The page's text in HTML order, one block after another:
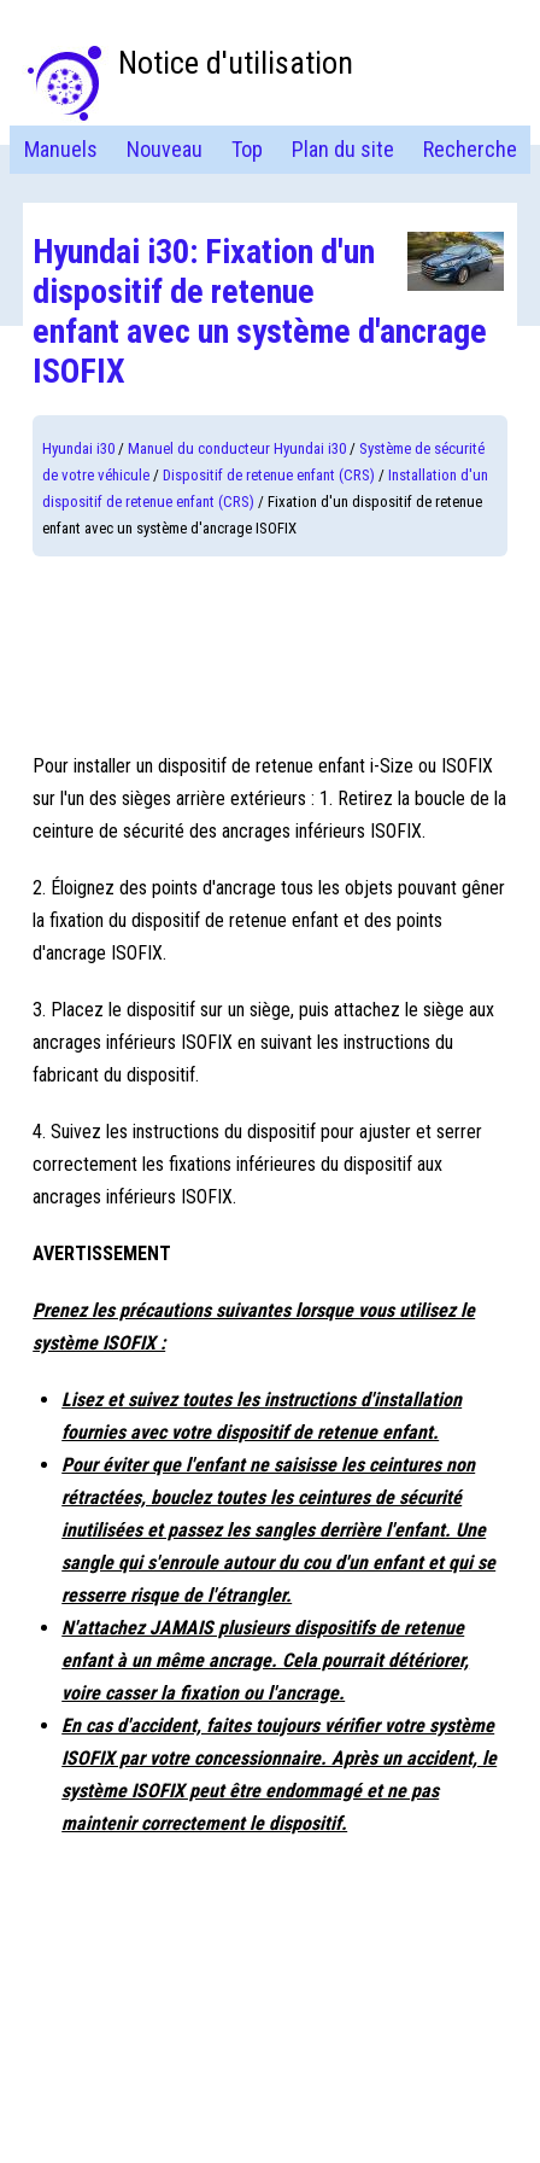
Notice d'utilisation
Manuels Nouveau Top Plan du site Recherche
Hyundai i30: Fixation d'un
dispositif de retenue
enfant avec un système d'ancrage
ISOFIX
Hyundai i30 /Manuel du conducteur Hyundai i30 / Système de sécurité
de votre véhicule /Dispositif de retenue enfant (CRS) /Installation d'un
dispositif de retenue enfant (CRS) / Fixation d'un dispositif de retenue
enfant avec un système d'ancrage ISOFIX
Pour installer un dispositif de retenue enfant i-Size ou ISOFIX
sur l'un des sièges arrière extérieurs : 1. Retirez la boucle de la
ceinture de sécurité des ancrages inférieurs ISOFIX.
2. Éloignez des points d'ancrage tous les objets pouvant gêner
la fixation du dispositif de retenue enfant et des points
d'ancrage ISOFIX.
3. Placez le dispositif sur un siège, puis attachez le siège aux
ancrages inférieurs ISOFIX en suivant les instructions du
fabricant du dispositif.
4. Suivez les instructions du dispositif pour ajuster et serrer
correctement les fixations inférieures du dispositif aux
ancrages inférieurs ISOFIX.
AVERTISSEMENT
Prenez les précautions suivantes lorsque vous utilisez le
système ISOFIX :
Lisez et suivez toutes les instructions d'installation
fournies avec votre dispositif de retenue enfant.
Pour éviter que l'enfant ne saisisse les ceintures non
rétractées, bouclez toutes les ceintures de sécurité
inutilisées et passez les sangles derrière l'enfant. Une
sangle qui s'enroule autour du cou d'un enfant et qui se
resserre risque de l'étrangler.
N'attachez JAMAIS plusieurs dispositifs de retenue
enfant à un même ancrage. Cela pourrait détériorer,
voire casser la fixation ou l'ancrage.
En cas d'accident, faites toujours vérifier votre système
ISOFIX par votre concessionnaire. Après un accident, le
système ISOFIX peut être endommagé et ne pas
maintenir correctement le dispositif.